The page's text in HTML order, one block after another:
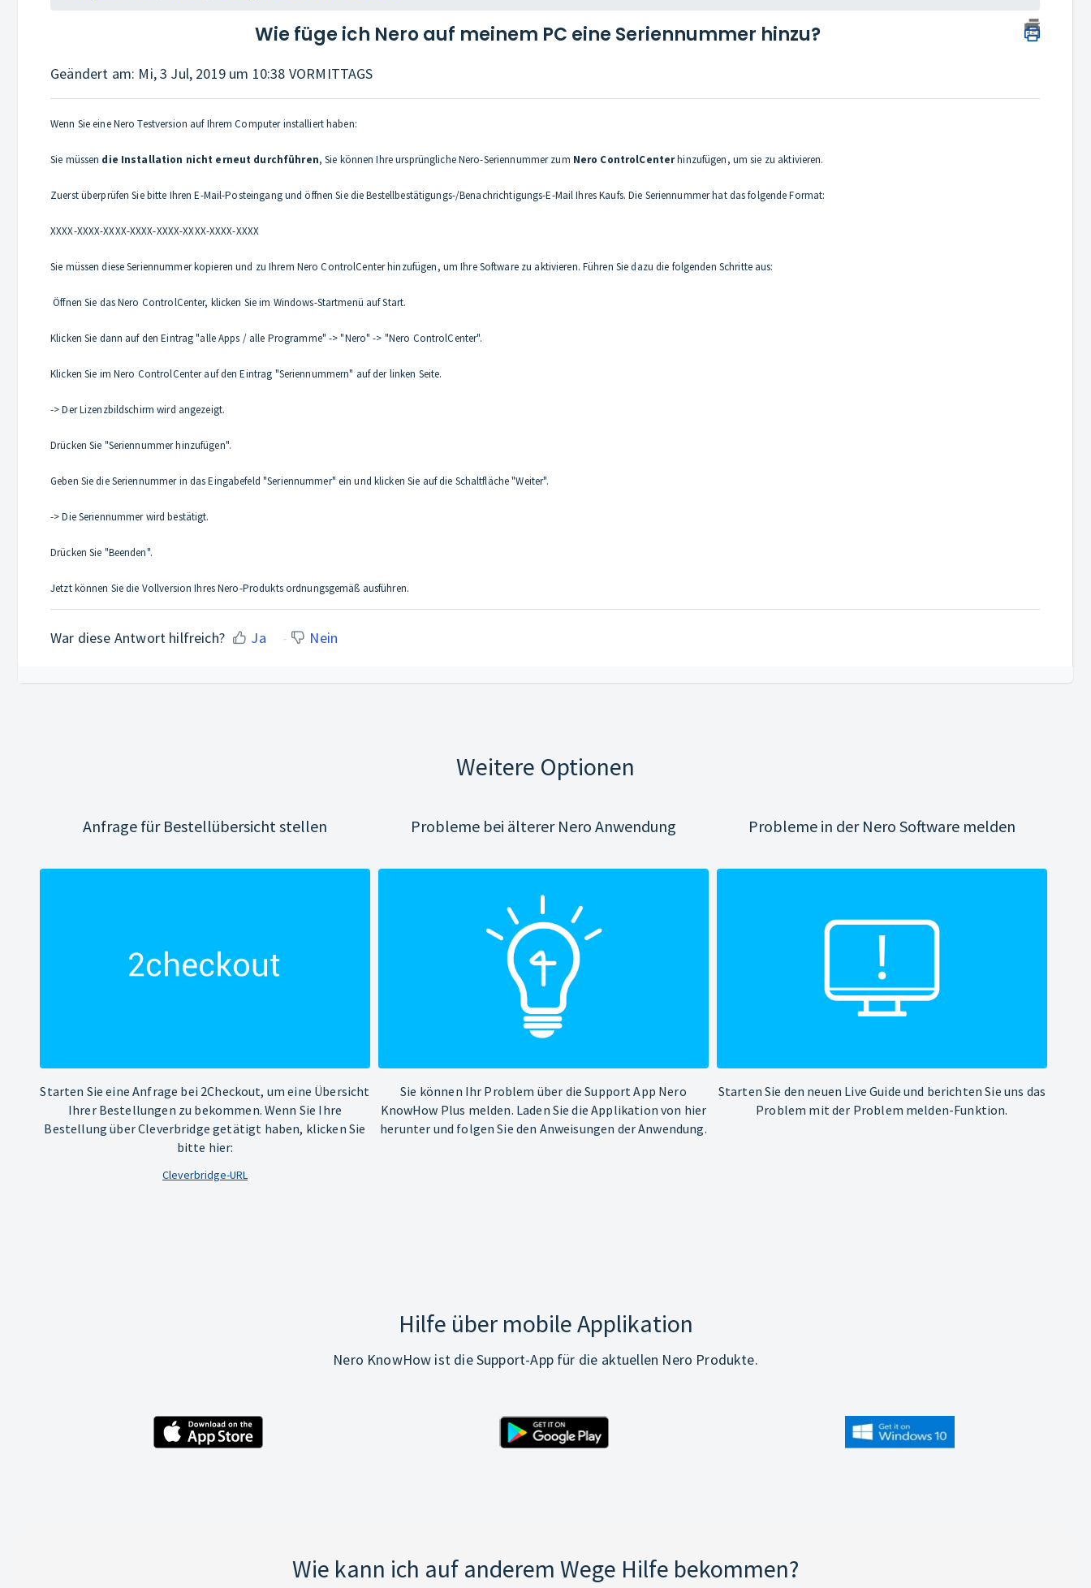
Wie füge ich Nero auf meinem PC eine Seriennummer hinzu?
Geändert am: Mi, 3 Jul, 2019 um 10:38 VORMITTAGS
Wenn Sie eine Nero Testversion auf Ihrem Computer installiert haben:
Sie müssen die Installation nicht erneut durchführen, Sie können Ihre ursprüngliche Nero-Seriennummer zum Nero ControlCenterhinzufügen, um sie zu aktivieren.
Zuerst überprüfen Sie bitte Ihren E-Mail-Posteingang und öffnen Sie die Bestellbestätigungs-/Benachrichtigungs-E-Mail Ihres Kaufs. Die Seriennummer hat das folgende Format:
XXXX-XXXX-XXXX-XXXX-XXXX-XXXX-XXXX-XXXX
Sie müssen diese Seriennummer kopieren und zu Ihrem Nero ControlCenter hinzufügen, um Ihre Software zu aktivieren. Führen Sie dazu die folgenden Schritte aus:
Öffnen Sie das Nero ControlCenter, klicken Sie im Windows-Startmenü auf Start.
Klicken Sie dann auf den Eintrag "alle Apps / alle Programme" -> "Nero" -> "Nero ControlCenter".
Klicken Sie im Nero ControlCenter auf den Eintrag "Seriennummern" auf der linken Seite.
-> Der Lizenzbildschirm wird angezeigt.
Drücken Sie "Seriennummer hinzufügen".
Geben Sie die Seriennummer in das Eingabefeld "Seriennummer" ein und klicken Sie auf die Schaltfläche "Weiter".
-> Die Seriennummer wird bestätigt.
Drücken Sie "Beenden".
Jetzt können Sie die Vollversion Ihres Nero-Produkts ordnungsgemäß ausführen.
War diese Antwort hilfreich? Ja Nein
Weitere Optionen
Anfrage für Bestellübersicht stellen
Starten Sie eine Anfrage bei 2Checkout, um eine Übersicht
Ihrer Bestellungen zu bekommen. Wenn Sie Ihre
Bestellung über Cleverbridge getätigt haben, klicken Sie
bitte hier:
Cleverbridge-URL
Probleme bei älterer Nero Anwendung
Sie können Ihr Problem über die Support App Nero
KnowHow Plus melden. Laden Sie die Applikation von hier
herunter und folgen Sie den Anweisungen der Anwendung.
Probleme in der Nero Software melden
Starten Sie den neuen Live Guide und berichten Sie uns das
Problem mit der Problem melden-Funktion.
Hilfe über mobile Applikation
Nero KnowHow ist die Support-App für die aktuellen Nero Produkte.
Wie kann ich auf anderem Wege Hilfe bekommen?